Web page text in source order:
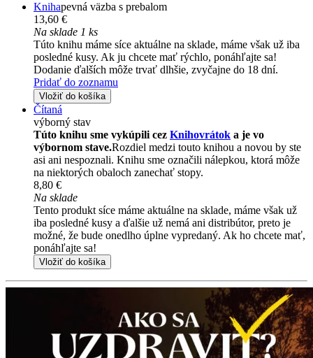
Knihapevná väzba s prebalom
13,60 €
Na sklade 1 ks
Túto knihu máme síce aktuálne na sklade, máme však už iba
posledné kusy. Ak ju chcete mať rýchlo, ponáhľajte sa!
Dodanie ďalších môže trvať dlhšie, zvyčajne do 18 dní.
Pridať do zoznamu
Vložiť do košíka
Čítaná
výborný stav
Túto knihu sme vykúpili cez Knihovrátok a je vo
výbornom stave.Rozdiel medzi touto knihou a novou by ste
asi ani nespoznali. Knihu sme označili nálepkou, ktorá môže
na niektorých obaloch zanechať stopy.
8,80 €
Na sklade
Tento produkt síce máme aktuálne na sklade, máme však už
iba posledné kusy a ďalšie už nemá ani distribútor, preto je
možné, že bude onedlho úplne vypredaný. Ak ho chcete mať,
ponáhľajte sa!
Vložiť do košíka